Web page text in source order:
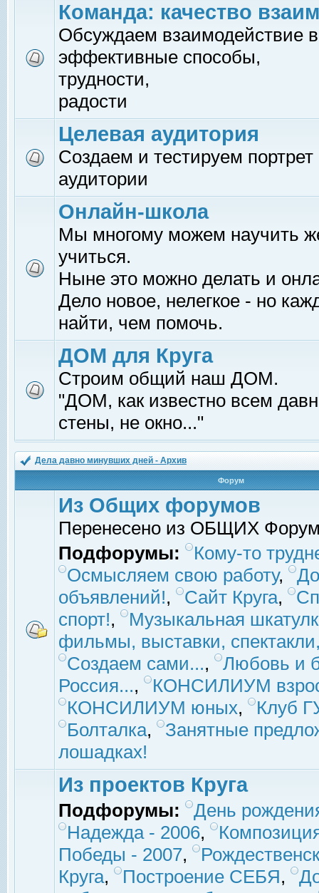
Команда: качество
Обсуждаем взаимодействие
эффективные способы,
трудности,
радости
Целевая аудитория
Создаем и тестируем
аудитории
Онлайн-школа
Мы многому можем научить
учиться.
Ныне это можно делать и
Дело новое, нелегкое - но
найти, чем помочь.
ДОМ для Круга
Строим общий наш ДОМ.
"ДОМ, как известно всем
стены, не окно..."
Дела давно минувших дней - Архив
Форум
Из Общих форумов
Перенесено из ОБЩИХ
Подфорумы:
Кому-то
Осмысляем свою работу,
объявлений!, Сайт Круга,
спорт!,
Музыкальная
фильмы, выставки,
Создаем сами...,
Любовь и
Россия...,
КОНСИЛИУМ
КОНСИЛИУМ юных,
Клуб
Болталка,
Занятные
лошадках!
Из проектов Круга
Подфорумы:
День
Надежда - 2006,
Победы - 2007,
Круга, Построение СЕБЯ,